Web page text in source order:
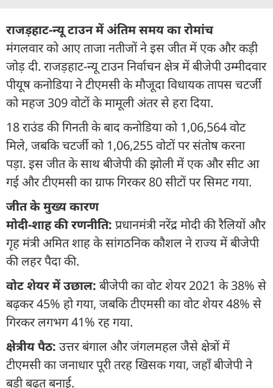
राजड़हाट-न्यू टाउन में अंतिम समय का रोमांच
मंगलवार को आए ताजा नतीजों ने इस जीत में एक और कड़ी
जोड़ दी. राजड़हाट-न्यू टाउन निर्वाचन क्षेत्र में बीजेपी उम्मीदवार
पीयूष कनोडिया ने टीएमसी के मौजूदा विधायक तापस चटर्जी
को महज 309 वोटों के मामूली अंतर से हरा दिया.
18 राउंड की गिनती के बाद कनोडिया को 1,06,564 वोट
मिले, जबकि चटर्जी को 1,06,255 वोटों पर संतोष करना
पड़ा. इस जीत के साथ बीजेपी की झोली में एक और सीट आ
गई और टीएमसी का ग्राफ गिरकर 80 सीटों पर सिमट गया.
जीत के मुख्य कारण
मोदी-शाह की रणनीति: प्रधानमंत्री नरेंद्र मोदी की रैलियों और
गृह मंत्री अमित शाह के सांगठनिक कौशल ने राज्य में बीजेपी
की लहर पैदा की.
वोट शेयर में उछाल: बीजेपी का वोट शेयर 2021 के 38% से
बढ़कर 45% हो गया, जबकि टीएमसी का वोट शेयर 48% से
गिरकर लगभग 41% रह गया.
क्षेत्रीय पैठ: उत्तर बंगाल और जंगलमहल जैसे क्षेत्रों में
टीएमसी का जनाधार पूरी तरह खिसक गया, जहाँ बीजेपी ने
बड़ी बढ़त बनाई.